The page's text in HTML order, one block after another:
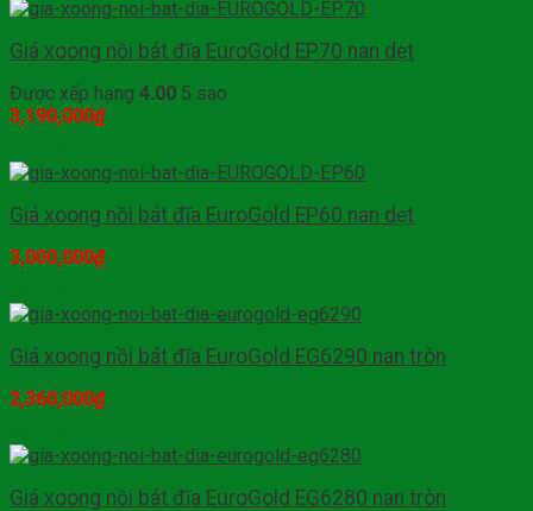
Giá xoong nồi bát đĩa EuroGold EP70 nan dẹt
Được xếp hạng 4.00 5 sao
3,190,000₫
Giá xoong nồi bát đĩa EuroGold EP60 nan dẹt
3,000,000₫
Giá xoong nồi bát đĩa EuroGold EG6290 nan tròn
2,360,000₫
Giá xoong nồi bát đĩa EuroGold EG6280 nan tròn